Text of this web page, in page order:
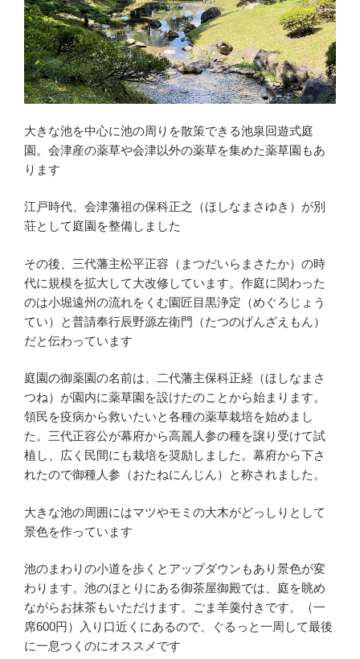
大きな池を中心に池の周りを散策できる池泉回遊式庭
園。会津産の薬草や会津以外の薬草を集めた薬草園もあ
ります
江戸時代、会津藩祖の保科正之（ほしなまさゆき）が別
荘として庭園を整備しました
その後、三代藩主松平正容（まつだいらまさたか）の時
代に規模を拡大して大改修しています。作庭に関わった
のは小堀遠州の流れをくむ園匠目黒浄定（めぐろじょう
てい）と普請奉行辰野源左衛門（たつのげんざえもん）
だと伝わっています
庭園の御薬園の名前は、二代藩主保科正経（ほしなまさ
つね）が園内に薬草園を設けたのことから始まります。
領民を疫病から救いたいと各種の薬草栽培を始めまし
た。三代正容公が幕府から高麗人参の種を譲り受けて試
植し、広く民間にも栽培を奨励しました。幕府から下さ
れたので御種人参（おたねにんじん）と称されました。
大きな池の周囲にはマツやモミの大木がどっしりとして
景色を作っています
池のまわりの小道を歩くとアップダウンもあり景色が変
わります。池のほとりにある御茶屋御殿では、庭を眺め
ながらお抹茶もいただけます。ごま羊羹付きです。（一
席600円）入り口近くにあるので、ぐるっと一周して最後
に一息つくのにオススメです